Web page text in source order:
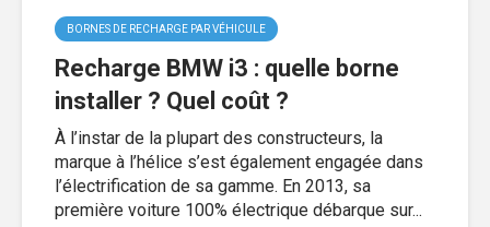
BORNES DE RECHARGE PAR VÉHICULE
Recharge BMW i3 : quelle borne
installer ? Quel coût ?
À l’instar de la plupart des constructeurs, la
marque à l’hélice s’est également engagée dans
l’électrification de sa gamme. En 2013, sa
première voiture 100% électrique débarque sur...